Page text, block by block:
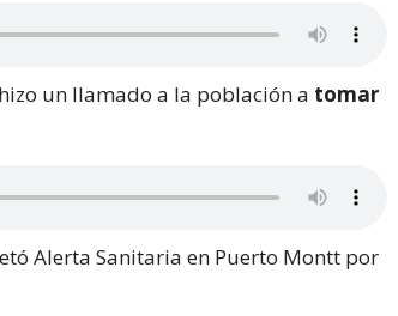
un llamado a la población a tomar
Alerta Sanitaria en Puerto Montt por